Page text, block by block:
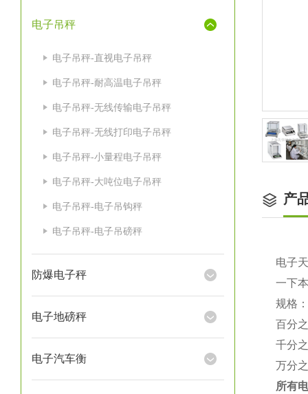
电子吊秤
电子吊秤-直视电子吊秤
电子吊秤-耐高温电子吊秤
电子吊秤-无线传输电子吊秤
电子吊秤-无线打印电子吊秤
电子吊秤-小量程电子吊秤
电子吊秤-大吨位电子吊秤
电子吊秤-电子吊钩秤
电子吊秤-电子吊磅秤
防爆电子秤
电子地磅秤
电子汽车衡
产
电子
一下
规格
百分
千分
万分
所有